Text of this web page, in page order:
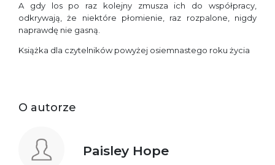
A gdy los po raz kolejny zmusza ich do współpracy,
odkrywają, że niektóre płomienie, raz rozpalone, nigdy
naprawdę nie gasną.
Książka dla czytelników powyżej osiemnastego roku życia
O autorze
Paisley Hope